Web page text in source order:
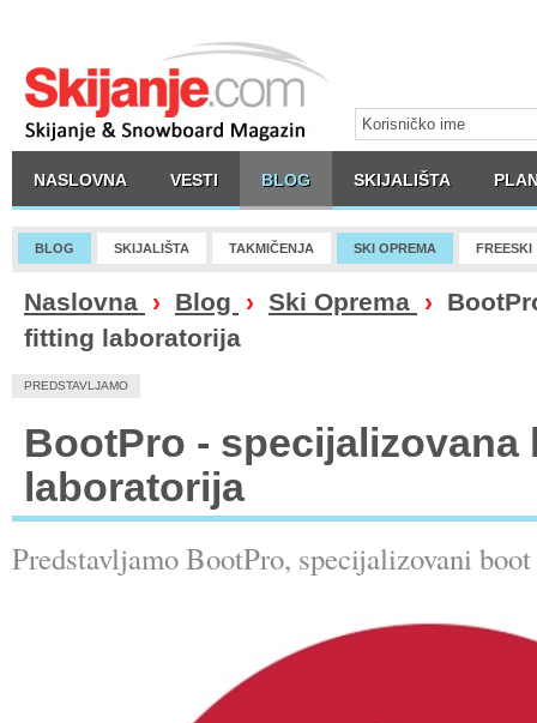
NASLOVNA VESTI BLOG SKIJALIŠTA
BLOG SKIJALIŠTA TAKMIČENJA SKI OPREMA FREESKI
Naslovna › Blog › Ski Oprema ›
fitting laboratorija
PREDSTAVLJAMO
BootPro -
laboratorija
Predstavljamo BootPro, specijalizovani